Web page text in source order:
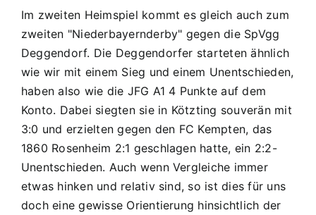
Punktspiel
am
Samstag,
20.9.2008
15:00
in
Lengfeld:
JFG
–
SpVgg
Grün-
Im zweiten Heimspiel kommt es gleich auch zum
zweiten "Niederbayernderby" gegen die SpVgg
Deggendorf. Die Deggendorfer starteten ähnlich
wie wir mit einem Sieg und einem Unentschieden,
haben also wie die JFG A1 4 Punkte auf dem
Konto. Dabei siegten sie in Kötzting souverän mit
3:0 und erzielten gegen den FC Kempten, das
1860 Rosenheim 2:1 geschlagen hatte, ein 2:2-
Unentschieden. Auch wenn Vergleiche immer
etwas hinken und relativ sind, so ist dies für uns
doch eine gewisse Orientierung hinsichtlich der